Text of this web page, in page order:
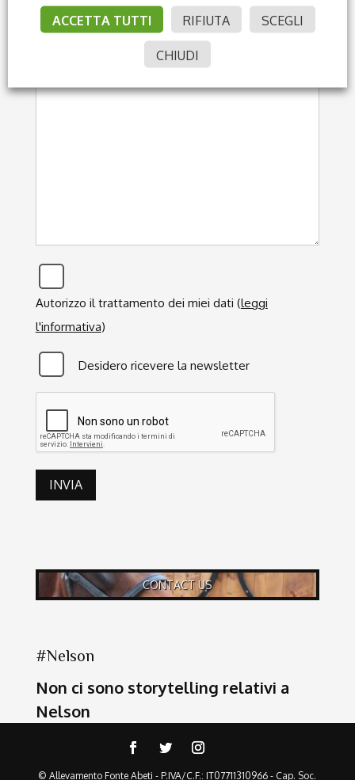
Autorizzo il trattamento dei miei dati (leggi
l'informativa)
NewsletterDesidero ricevere la newsletter
INVIA
CONTACT US
#Nelson
Non ci sono storytelling relativi a
Nelson
© Allevamento Fonte Abeti - P.IVA/C.F.: IT07711310966 - Cap. Soc.
ACCETTA TUTTI RIFIUTA SCEGLI
CHIUDI